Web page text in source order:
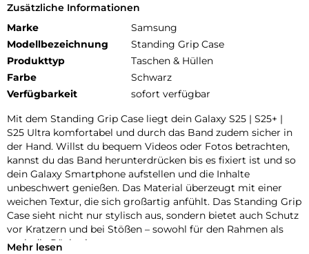
Zusätzliche Informationen
Marke
Samsung
Modellbezeichnung
Standing Grip Case
Produkttyp
Taschen & Hüllen
Farbe
Schwarz
Verfügbarkeit
sofort verfügbar
Mit dem Standing Grip Case liegt dein Galaxy S25 | S25+ |
S25 Ultra komfortabel und durch das Band zudem sicher in
der Hand. Willst du bequem Videos oder Fotos betrachten,
kannst du das Band herunterdrücken bis es fixiert ist und so
dein Galaxy Smartphone aufstellen und die Inhalte
unbeschwert genießen. Das Material überzeugt mit einer
weichen Textur, die sich großartig anfühlt. Das Standing Grip
Case sieht nicht nur stylisch aus, sondern bietet auch Schutz
vor Kratzern und bei Stößen – sowohl für den Rahmen als
auch die Rückseite.
Mehr lesen